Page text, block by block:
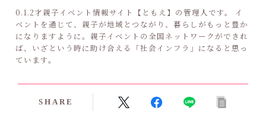
0.1.2才親子イベント情報サイト【ともえ】の管理人です。 イ
ベントを通じて、親子が地域とつながり、暮らしがもっと豊か
になりますように。親子イベントの全国ネットワークができれ
ば、いざという時に助け合える「社会インフラ」になると思っ
ています。
SHARE